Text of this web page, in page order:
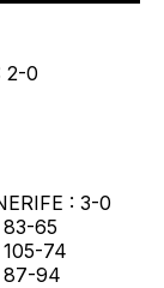
2-0
: 3-0
65
74
87-94